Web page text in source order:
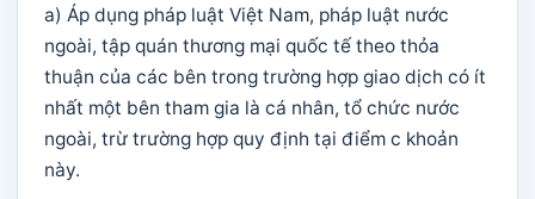
a) Áp dụng pháp luật Việt Nam, pháp luật nước
ngoài, tập quán thương mại quốc tế theo thỏa
thuận của các bên trong trường hợp giao dịch có ít
nhất một bên tham gia là cá nhân, tổ chức nước
ngoài, trừ trường hợp quy định tại điểm c khoản
này.